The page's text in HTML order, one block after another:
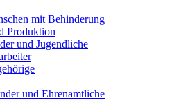
mit Behinderung
Produktion
und Jugendliche
und Ehrenamtliche